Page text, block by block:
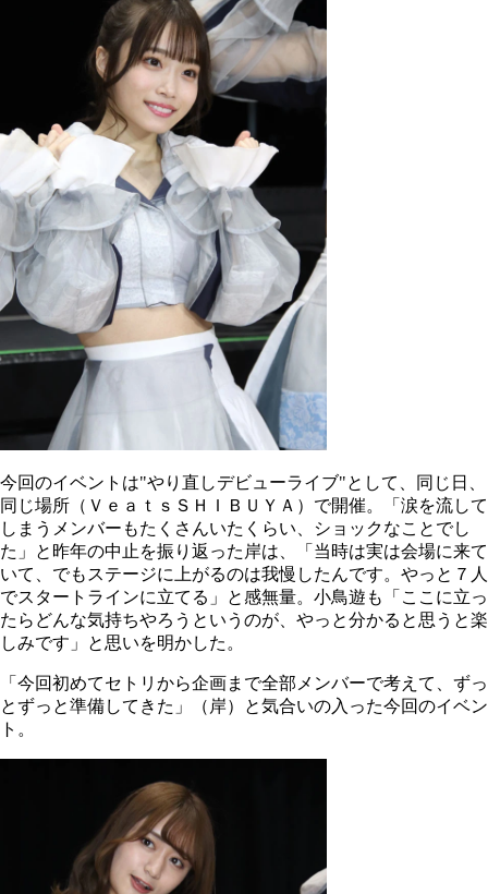
今回のイベントは"やり直しデビューライブ"として、同じ日、
同じ場所（ＶｅａｔｓＳＨＩＢＵＹＡ）で開催。「涙を流して
しまうメンバーもたくさんいたくらい、ショックなことでし
た」と昨年の中止を振り返った岸は、「当時は実は会場に来て
いて、でもステージに上がるのは我慢したんです。やっと７人
でスタートラインに立てる」と感無量。小鳥遊も「ここに立っ
たらどんな気持ちやろうというのが、やっと分かると思うと楽
しみです」と思いを明かした。
「今回初めてセトリから企画まで全部メンバーで考えて、ずっ
とずっと準備してきた」（岸）と気合いの入った今回のイベン
ト。